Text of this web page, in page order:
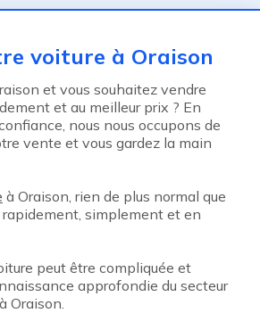
voiture à Oraison
et vous souhaitez vendre
et au meilleur prix ? En
nous nous occupons de
vente et vous gardez la main
à Oraison, rien de plus normal que
simplement et en
peut être compliquée et
approfondie du secteur
Oraison.